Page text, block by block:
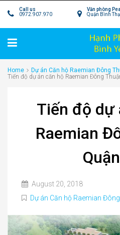
Văn phòng
Quận Bình
Call us
0972.907.970
Home
Dự án Căn hộ Raemian Đông
Tiến độ dự án căn hộ Raemian Đông
Tiến độ dự
Raemian
August 20, 2018
Dự án Căn hộ Raemian